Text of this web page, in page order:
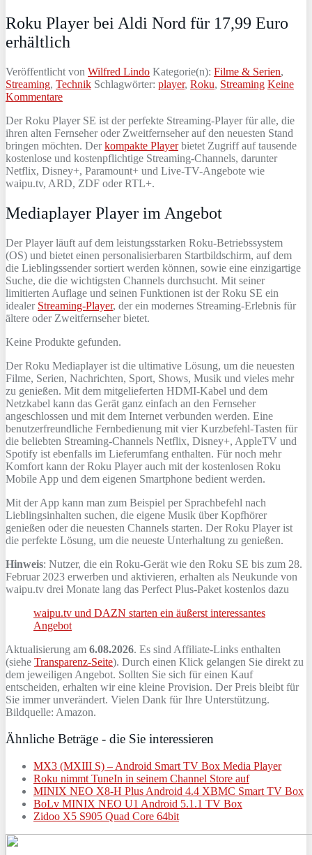
Roku Player bei Aldi Nord für 17,99 Euro
erhältlich
Veröffentlicht von Wilfred Lindo Kategorie(n): Filme & Serien,
Streaming, Technik Schlagwörter: player, Roku, Streaming Keine
Kommentare
Der Roku Player SE ist der perfekte Streaming-Player für alle, die
ihren alten Fernseher oder Zweitfernseher auf den neuesten Stand
bringen möchten. Derkompakte Playerbietet Zugriff auf tausende
kostenlose und kostenpflichtige Streaming-Channels, darunter
Netflix, Disney+, Paramount+ und Live-TV-Angebote wie
waipu.tv, ARD, ZDF oder RTL+.
Mediaplayer Player im Angebot
Der Player läuft auf dem leistungsstarken Roku-Betriebssystem
(OS) und bietet einen personalisierbaren Startbildschirm, auf dem
die Lieblingssender sortiert werden können, sowie eine einzigartige
Suche, die die wichtigsten Channels durchsucht. Mit seiner
limitierten Auflage und seinen Funktionen ist der Roku SE ein
idealer Streaming-Player, der ein modernes Streaming-Erlebnis für
ältere oder Zweitfernseher bietet.
Keine Produkte gefunden.
Der Roku Mediaplayer ist die ultimative Lösung, um die neuesten
Filme, Serien, Nachrichten, Sport, Shows, Musik und vieles mehr
zu genießen. Mit dem mitgelieferten HDMI-Kabel und dem
Netzkabel kann das Gerät ganz einfach an den Fernseher
angeschlossen und mit dem Internet verbunden werden. Eine
benutzerfreundliche Fernbedienung mit vier Kurzbefehl-Tasten für
die beliebten Streaming-Channels Netflix, Disney+, AppleTV und
Spotify ist ebenfalls im Lieferumfang enthalten. Für noch mehr
Komfort kann der Roku Player auch mit der kostenlosen Roku
Mobile App und dem eigenen Smartphone bedient werden.
Mit der App kann man zum Beispiel per Sprachbefehl nach
Lieblingsinhalten suchen, die eigene Musik über Kopfhörer
genießen oder die neuesten Channels starten. Der Roku Player ist
die perfekte Lösung, um die neueste Unterhaltung zu genießen.
Hinweis: Nutzer, die ein Roku-Gerät wie den Roku SE bis zum 28.
Februar 2023 erwerben und aktivieren, erhalten als Neukunde von
waipu.tv drei Monate lang das Perfect Plus-Paket kostenlos dazu
waipu.tv und DAZN starten ein äußerst interessantes
Angebot
Aktualisierung am 6.08.2026. Es sind Affiliate-Links enthalten
(siehe Transparenz-Seite). Durch einen Klick gelangen Sie direkt zu
dem jeweiligen Angebot. Sollten Sie sich für einen Kauf
entscheiden, erhalten wir eine kleine Provision. Der Preis bleibt für
Sie immer unverändert. Vielen Dank für Ihre Unterstützung.
Bildquelle: Amazon.
Ähnliche Beträge - die Sie interessieren
MX3 (MXIII S) – Android Smart TV Box Media Player
Roku nimmt TuneIn in seinem Channel Store auf
MINIX NEO X8-H Plus Android 4.4 XBMC Smart TV Box
BoLv MINIX NEO U1 Android 5.1.1 TV Box
Zidoo X5 S905 Quad Core 64bit